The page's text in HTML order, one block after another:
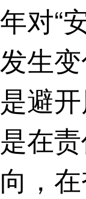
年对“
发生
是避
是在
向，